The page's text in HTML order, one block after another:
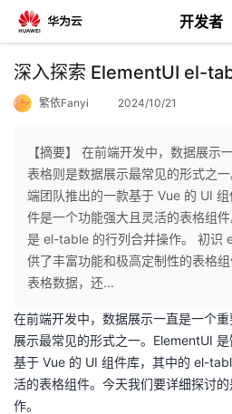
开发者
返
个
人
页
我
开
发
深入探索 ElementUI el-
繁依Fanyi 2024/10/21
【摘要】 在前端开发中，数据展示
表格则是数据展示最常见的形式之
端团队推出的一款基于 Vue 的 UI
件是一个功能强大且灵活的表格组
是 el-table 的行列合并操作。 初识
供了丰富功能和极高定制性的表格
表格数据，还...
在前端开发中，数据展示一直是一个
展示最常见的形式之一。ElementUI
基于 Vue 的 UI 组件库，其中的 el-
活的表格组件。今天我们要详细探讨
作。